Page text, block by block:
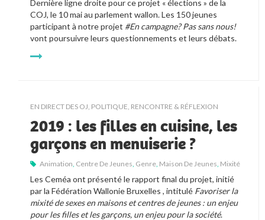
Dernière ligne droite pour ce projet « élections » de la
COJ, le 10 mai au parlement wallon. Les 150 jeunes
participant à notre projet
#En campagne? Pas sans nous!
vont poursuivre leurs questionnements et leurs débats.
EN DIRECT DES OJ POLITIQUE RENCONTRE & RÉFLEXION
2019 : les filles en cuisine, les
garçons en menuiserie ?
Animation Centre De Jeunes Genre Maison De Jeunes Mixité
Les Ceméa ont présenté le rapport final du projet, initié
par la Fédération Wallonie Bruxelles , intitulé Favoriser la
mixité de sexes en maisons et centres de jeunes : un enjeu
pour les filles et les garçons, un enjeu pour la société.